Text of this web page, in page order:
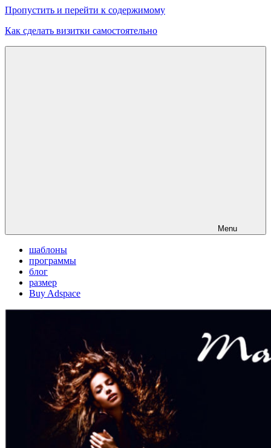
Пропустить и перейти к содержимому
Как сделать визитки самостоятельно
Menu
шаблоны
программы
блог
размер
Buy Adspace